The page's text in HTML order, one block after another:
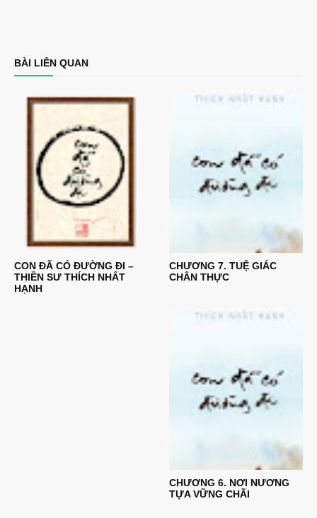
BÀI LIÊN QUAN
CON ĐÃ CÓ ĐƯỜNG ĐI –
THIỀN SƯ THÍCH NHẤT
HẠNH
CHƯƠNG 7. TUỆ GIÁC
CHÂN THỰC
CHƯƠNG 6. NƠI NƯƠNG
TỰA VỮNG CHÃI